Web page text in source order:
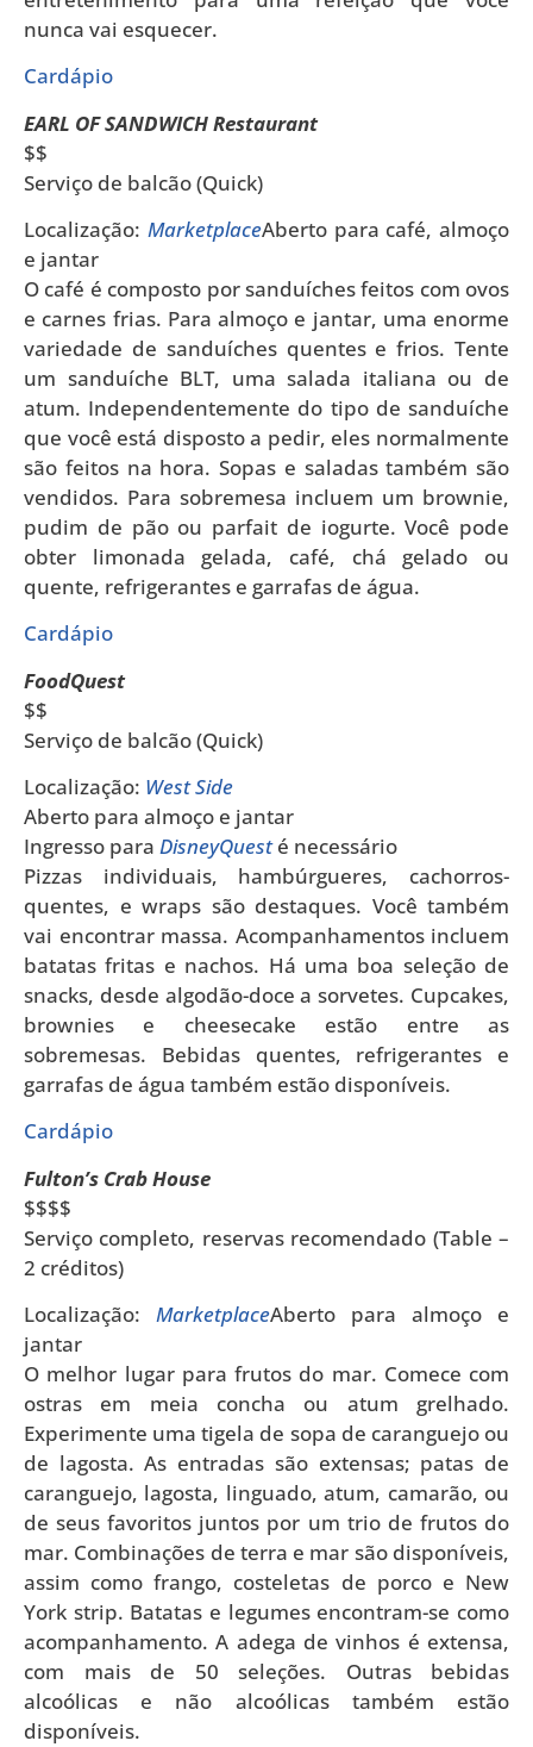
nunca vai esquecer.
Cardápio
EARL OF SANDWICH Restaurant
$$
Serviço de balcão (Quick)
Localização: MarketplaceAberto para café, almoço
e jantar
O café é composto por sanduíches feitos com ovos
e carnes frias. Para almoço e jantar, uma enorme
variedade de sanduíches quentes e frios. Tente
um sanduíche BLT, uma salada italiana ou de
atum. Independentemente do tipo de sanduíche
que você está disposto a pedir, eles normalmente
são feitos na hora. Sopas e saladas também são
vendidos. Para sobremesa incluem um brownie,
pudim de pão ou parfait de iogurte. Você pode
obter limonada gelada, café, chá gelado ou
quente, refrigerantes e garrafas de água.
Cardápio
FoodQuest
$$
Serviço de balcão (Quick)
Localização: West Side
Aberto para almoço e jantar
Ingresso para DisneyQuesté necessário
Pizzas individuais, hambúrgueres, cachorros-
quentes, e wraps são destaques. Você também
vai encontrar massa. Acompanhamentos incluem
batatas fritas e nachos. Há uma boa seleção de
snacks, desde algodão-doce a sorvetes. Cupcakes,
brownies e cheesecake estão entre as
sobremesas. Bebidas quentes, refrigerantes e
garrafas de água também estão disponíveis.
Cardápio
Fulton’s Crab House
$$$$
Serviço completo, reservas recomendado (Table –
2 créditos)
Localização: MarketplaceAberto para almoço e
jantar
O melhor lugar para frutos do mar. Comece com
ostras em meia concha ou atum grelhado.
Experimente uma tigela de sopa de caranguejo ou
de lagosta. As entradas são extensas; patas de
caranguejo, lagosta, linguado, atum, camarão, ou
de seus favoritos juntos por um trio de frutos do
mar. Combinações de terra e mar são disponíveis,
assim como frango, costeletas de porco e New
York strip. Batatas e legumes encontram-se como
acompanhamento. A adega de vinhos é extensa,
com mais de 50 seleções. Outras bebidas
alcoólicas e não alcoólicas também estão
disponíveis.